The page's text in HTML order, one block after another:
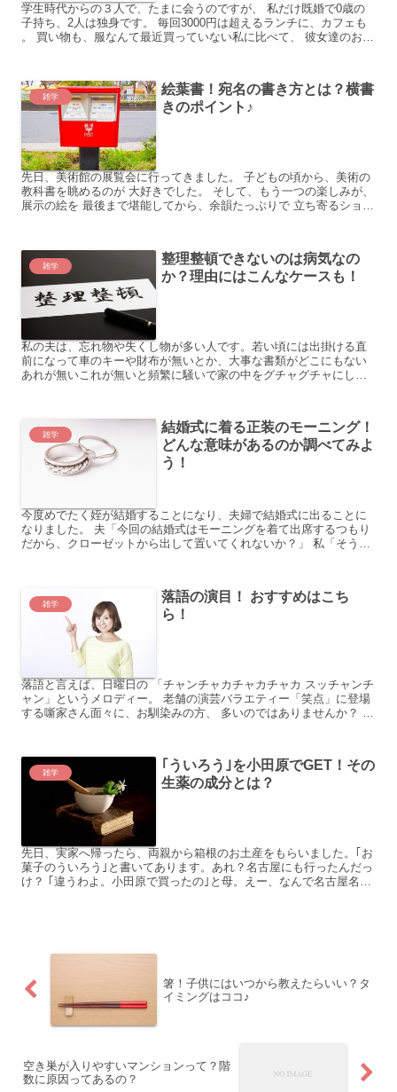
学生時代からの３人で、たまに会うのですが、 私だけ既婚で0歳の
子持ち、2人は独身です。 毎回3000円は超えるランチに、カフェも
。 買い物も、服なんて最近買っていない私に比べて、 彼女達のお買
雑学
絵葉書！宛名の書き方とは？横書
きのポイント♪
先日、美術館の展覧会に行ってきました。 子どもの頃から、美術の
教科書を眺めるのが 大好きでした。 そして、もう一つの楽しみが、
展示の絵を 最後まで堪能してから、余韻たっぷりで 立ち寄るショッ
雑学
整理整頓できないのは病気なの
か？理由にはこんなケースも！
私の夫は、忘れ物や失くし物が多い人です。若い頃には出掛ける直
前になって車のキーや財布が無いとか、大事な書類がどこにもない
あれが無いこれが無いと頻繁に騒いで家の中をグチャグチャにして
雑学
結婚式に着る正装のモーニング！
どんな意味があるのか調べてみよ
う！
今度めでたく姪が結婚することになり、夫婦で結婚式に出ることに
なりました。 夫「今回の結婚式はモーニングを着て出席するつもり
だから、クローゼットから出して置いてくれないか？」 私「そう
雑学
落語の演目！ おすすめはこち
ら！
落語と言えば、日曜日の 「チャンチャカチャカチャカ スッチャンチ
ャン」というメロディー。 老舗の演芸バラエティー「笑点」に登場
する噺家さん面々に、お馴染みの方、 多いのではありませんか？ 赤
雑学
｢ういろう｣を小田原でGET！その
生薬の成分とは？
先日、実家へ帰ったら、両親から箱根のお土産をもらいました。｢お
菓子のういろう｣と書いてあります。あれ？名古屋にも行ったんだっ
け？ ｢違うわよ。小田原で買ったの｣と母。えー、なんで名古屋名物
箸！子供にはいつから教えたらいい？タ
イミングはココ♪
空き巣が入りやすいマンションって？階
数に原因ってあるの？